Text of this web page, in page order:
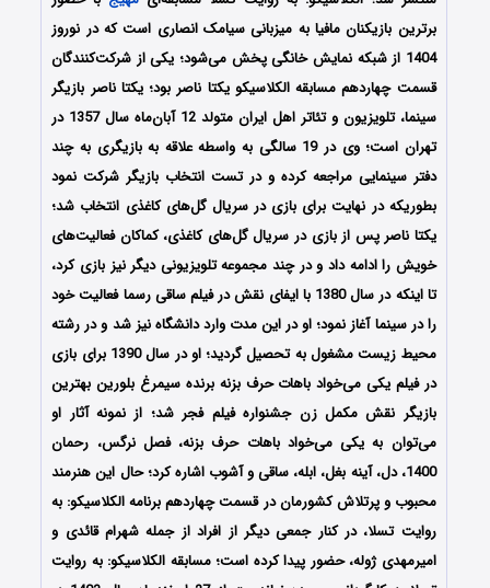
برترین بازیکنان مافیا به میزبانی سیامک انصاری است که در نوروز
1404 از شبکه نمایش خانگی پخش می‌شود؛ یکی از شرکت‌کنندگان
قسمت چهاردهم مسابقه الکلاسیکو یکتا ناصر بود؛ یکتا ناصر بازیگر
سینما، تلویزیون و تئاتر اهل ایران متولد 12 آبان‌ماه سال 1357 در
تهران است؛ وی در 19 سالگی به واسطه علاقه به بازیگری به چند
دفتر سینمایی مراجعه کرده و در تست انتخاب بازیگر شرکت نمود
بطوریکه در نهایت برای بازی در سریال گل‌های کاغذی انتخاب شد؛
یکتا ناصر پس از بازی در سریال گل‌های کاغذی، کماکان فعالیت‌های
خویش را ادامه داد و در چند مجموعه تلویزیونی دیگر نیز بازی کرد،
تا اینکه در سال 1380 با ایفای نقش در فیلم ساقی رسما فعالیت خود
را در سینما آغاز نمود؛ او در این مدت وارد دانشگاه نیز شد و در رشته
محیط زیست مشغول به تحصیل گردید؛ او در سال 1390 برای بازی
در فیلم یکی می‌خواد باهات حرف بزنه برنده سیمرغ بلورین بهترین
بازیگر نقش مکمل زن جشنواره فیلم فجر شد؛ از نمونه آثار او
می‌توان به یکی می‌خواد باهات حرف بزنه، فصل نرگس، رحمان
1400، دل، آینه بغل، ابله، ساقی و آشوب اشاره کرد؛
حال این هنرمند
محبوب و پرتلاش کشورمان در قسمت چهاردهم برنامه الکلاسیکو: به
روایت تسلا، در کنار جمعی دیگر از افراد از جمله شهرام قائدی و
امیرمهدی ژوله، حضور پیدا کرده است؛ مسابقه الکلاسیکو: به روایت